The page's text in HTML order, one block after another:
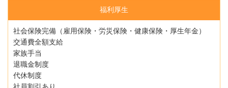
福利厚生
社会保険完備（雇用保険・労災保険・健康保険・厚生年金）
交通費全額支給
家族手当
退職金制度
代休制度
社員割引あり